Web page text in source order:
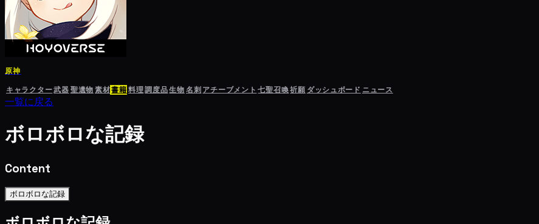
原神
キャラクター武器聖遺物素材書籍料理調度品生物名刺 アチーブメント 七聖召喚祈願 ダッシュボード ニュース
一覧に戻る
ボロボロな記録
Content
ボロボロな記録